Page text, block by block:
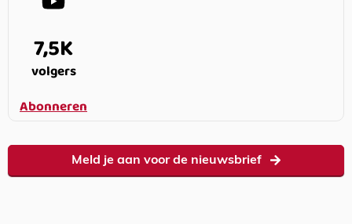
7,5K
volgers
Abonneren
Meld je aan voor de nieuwsbrief